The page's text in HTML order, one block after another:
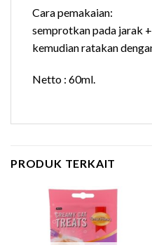
Cara pemakaian:
semprotkan pada jarak
kemudian ratakan
Netto : 60ml.
PRODUK TERKAIT